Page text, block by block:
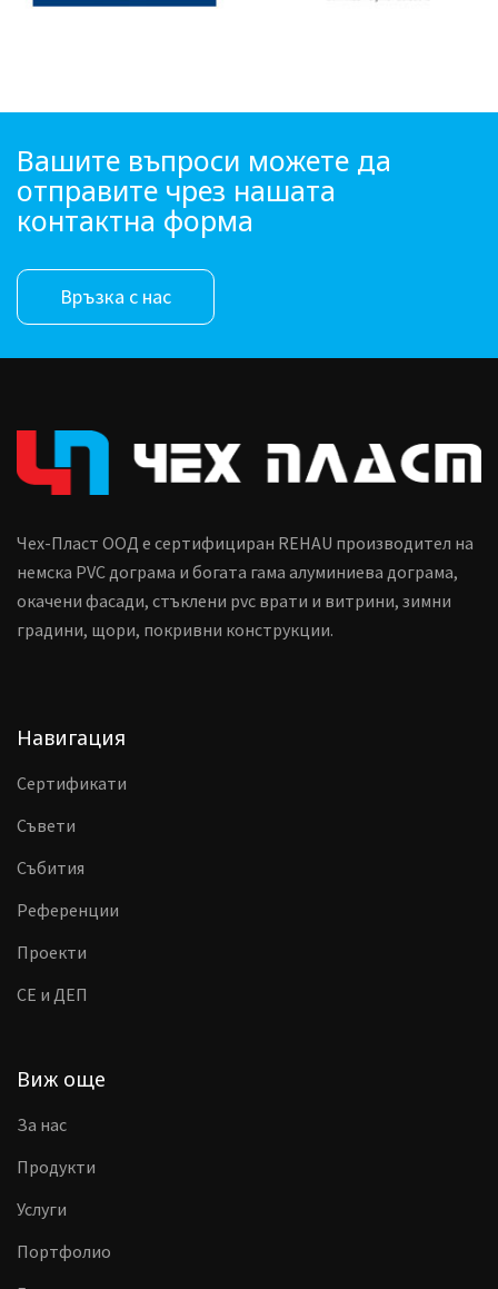
Вашите въпроси можете да
отправите чрез нашата
контактна форма
Връзка с нас
Чех-Пласт ООД е сертифициран REHAU производител на
немска PVC дограма и богата гама алуминиева дограма,
окачени фасади, стъклени pvc врати и витрини, зимни
градини, щори, покривни конструкции.
Навигация
Сертификати
Съвети
Събития
Референции
Проекти
CE и ДЕП
Виж още
За нас
Продукти
Услуги
Портфолио